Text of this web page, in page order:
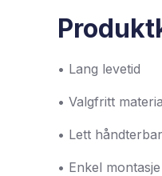
• Lang levetid
• Valgfritt
• Lett håndterbar
• Enkel montasje